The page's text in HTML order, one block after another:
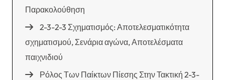
Παρακολούθηση
2-3-2-3 Σχηματισμός: Αποτελεσματικότητα
σχηματισμού, Σενάρια αγώνα, Αποτελέσματα
παιχνιδιού
Ρόλος Των Παίκτων Πίεσης Στην Τακτική 2-3-